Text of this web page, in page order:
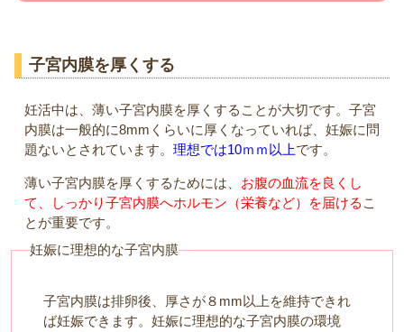
子宮内膜を厚くする
妊活中は、薄い子宮内膜を厚くすることが大切です。子宮
内膜は一般的に8mmくらいに厚くなっていれば、妊娠に問
題ないとされています。 理想では10ｍｍ以上です。
薄い子宮内膜を厚くするためには、 お腹の血流を良くし
て、しっかり子宮内膜へホルモン（栄養など）を届ける こ
とが重要です。
妊娠に理想的な子宮内膜
子宮内膜は排卵後、厚さが８mm以上を維持できれ
ば妊娠できます。妊娠に理想的な子宮内膜の環境